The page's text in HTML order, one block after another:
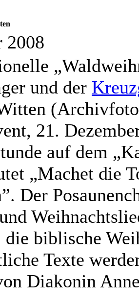
2008
und der
21.
auf dem
„Machet die
Der
die biblische
Texte
Diakonin